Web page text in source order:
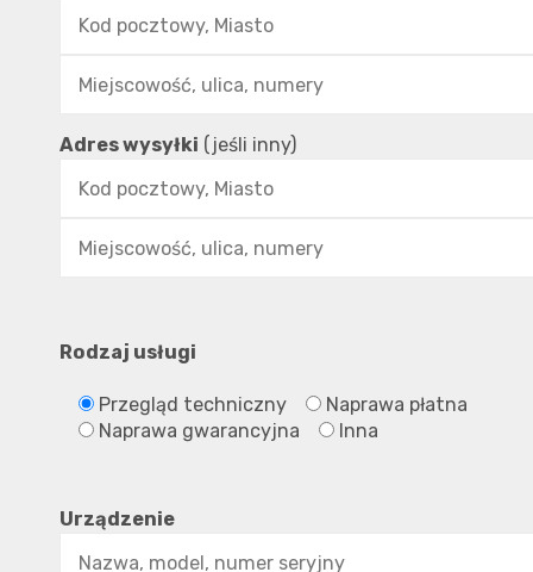
Adres wysyłki (jeśli inny)
Rodzaj usługi
Przegląd techniczny
Naprawa płatna
Naprawa gwarancyjna
Inna
Urządzenie